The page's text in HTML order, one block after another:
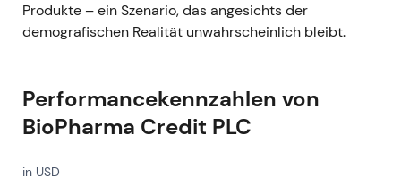
Produkte – ein Szenario, das angesichts der
demografischen Realität unwahrscheinlich bleibt.
Performancekennzahlen von
BioPharma Credit PLC
in USD